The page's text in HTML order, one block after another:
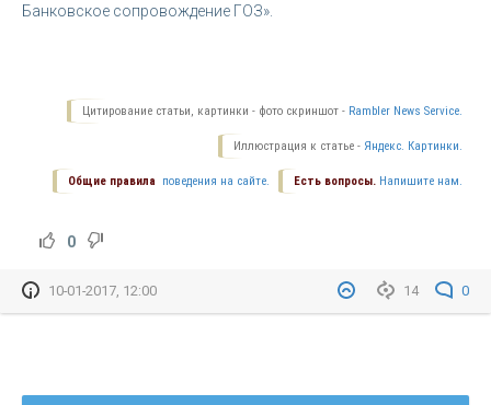
Банковское сопровождение ГОЗ».
Цитирование статьи, картинки - фото скриншот - Rambler News Service.
Иллюстрация к статье - Яндекс. Картинки.
Есть вопросы. Напишите нам.
Общие правила поведения на сайте.
0
14 0
10-01-2017, 12:00